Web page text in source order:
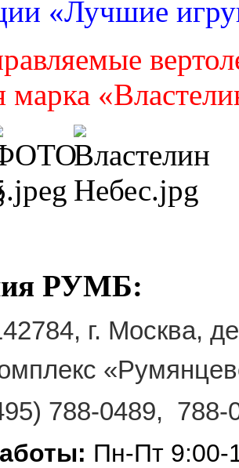
«Лучшие
марка
РУМБ:
г. Москва,
788-0489, 788-
Пн-Пт 9:00-